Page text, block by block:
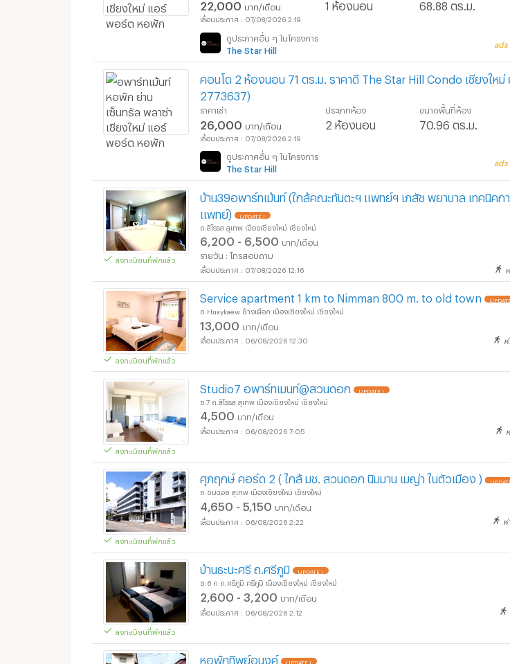
22,000 บาท/เดือน 1 ห้องนอน 68.88 ตร.ม.
07/08/2026 2:19
ดูประกาศอื่น ๆ ในโครงการ
The Star Hill
คอนโด 2 ห้องนอน 71 ตร.ม. ราคาดี The Star Hill Condo เชียงใหม่
2773637)
ราคาเช่า
26,000 บาท/เดือน
ประเภทห้อง
2 ห้องนอน
ขนาดพื้นที่ห้อง
70.96 ตร.ม.
07/08/2026 2:19
ดูประกาศอื่น ๆ ในโครงการ
The Star Hill
ลงทะเบียนที่พักแล้ว
บ้าน39อพาร์ทเม้นท์ (ใกล้คณะทันตะฯ แพทย์ฯ เภสัช พยาบาล เทคนิคก
แพทย์)
UPDATE !
ถ.สิโรรส สุเทพ เมืองเชียงใหม่ เชียงใหม่
6,200 - 6,500 บาท/เดือน
รายวัน : โทรสอบถาม
07/08/2026 12:16
ลงทะเบียนที่พักแล้ว
Service apartment 1 km to Nimman 800 m. to old town
ถ.Huaykaew ช้างเผือก เมืองเชียงใหม่ เชียงใหม่
13,000 บาท/เดือน
06/08/2026 12:30
ลงทะเบียนที่พักแล้ว
Studio7 อพาร์ทเมนท์@สวนดอก UPDATE !
ซ.7 ถ.สิโรรส สุเทพ เมืองเชียงใหม่ เชียงใหม่
4,500 บาท/เดือน
06/08/2026 7:05
ลงทะเบียนที่พักแล้ว
ศุภฤกษ์ คอร์ด 2 ( ใกล้ มช. สวนดอก นิมมาน เมญ่า ในตัวเมือง )
ถ.ชมดอย สุเทพ เมืองเชียงใหม่ เชียงใหม่
4,650 - 5,150 บาท/เดือน
06/08/2026 2:22 ห่
ลงทะเบียนที่พักแล้ว
บ้านธะนะศรี ถ.ศรีภูมิ UPDATE !
ซ.6 ก ถ.ศรีภูมิ ศรีภูมิ เมืองเชียงใหม่ เชียงใหม่
2,600 - 3,200 บาท/เดือน
06/08/2026 2:12
หอพักทิพย์อนงค์ UPDATE !